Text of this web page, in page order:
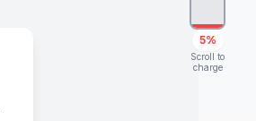
5%
Scroll to
charge